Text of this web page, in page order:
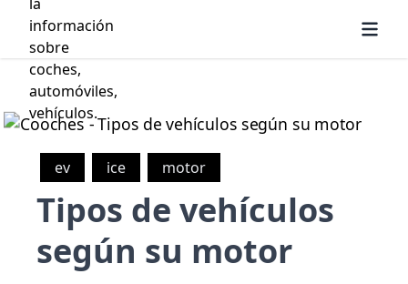
ev ice motor
Tipos de vehículos
según su motor